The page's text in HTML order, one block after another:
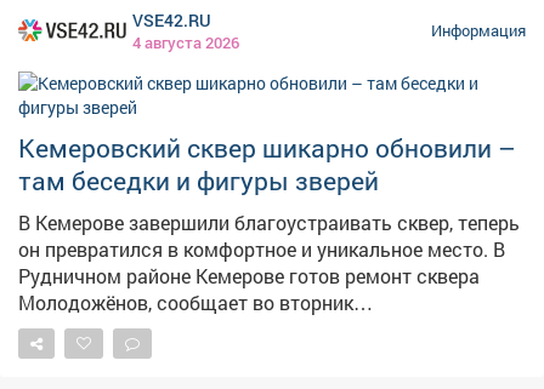
VSE42.RU
4 августа 2026
Информация
Кемеровский сквер шикарно обновили –
там беседки и фигуры зверей
В Кемерове завершили благоустраивать сквер, теперь
он превратился в комфортное и уникальное место. В
Рудничном районе Кемерове готов ремонт сквера
Молодожёнов, сообщает во вторник
горадминистрация. – Последним штрихом стали
современные скамейки и урны. Теперь здесь можно не